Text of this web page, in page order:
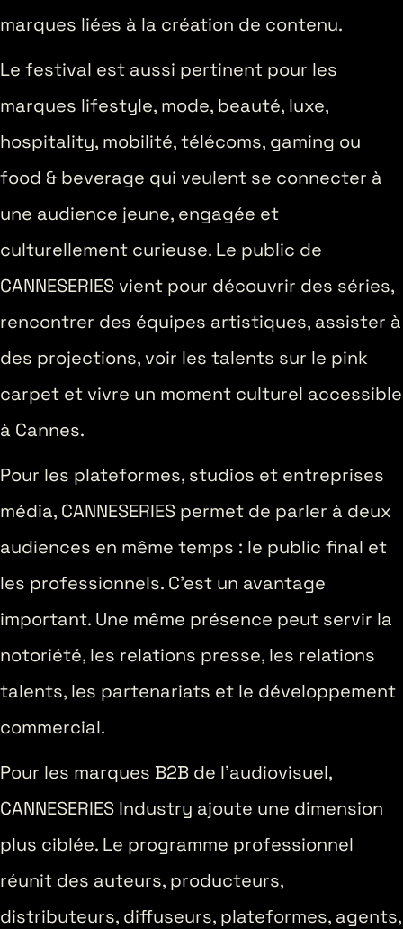
marques liées à la création de contenu.
Le festival est aussi pertinent pour les
marques lifestyle, mode, beauté, luxe,
hospitality, mobilité, télécoms, gaming ou
food & beverage qui veulent se connecter à
une audience jeune, engagée et
culturellement curieuse. Le public de
CANNESERIES vient pour découvrir des séries,
rencontrer des équipes artistiques, assister à
des projections, voir les talents sur le pink
carpet et vivre un moment culturel accessible
à Cannes.
Pour les plateformes, studios et entreprises
média, CANNESERIES permet de parler à deux
audiences en même temps : le public final et
les professionnels. C’est un avantage
important. Une même présence peut servir la
notoriété, les relations presse, les relations
talents, les partenariats et le développement
commercial.
Pour les marques B2B de l’audiovisuel,
CANNESERIES Industry ajoute une dimension
plus ciblée. Le programme professionnel
réunit des auteurs, producteurs,
distributeurs, diffuseurs, plateformes, agents,